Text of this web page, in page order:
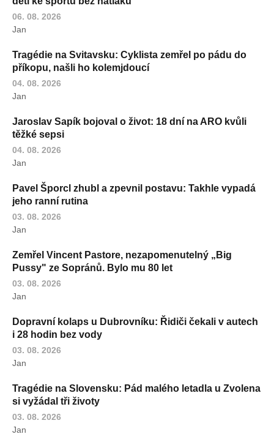
06. 08. 2026
Jan
Tragédie na Svitavsku: Cyklista zemřel po pádu do
příkopu, našli ho kolemjdoucí
04. 08. 2026
Jan
Jaroslav Sapík bojoval o život: 18 dní na ARO kvůli
těžké sepsi
04. 08. 2026
Jan
Pavel Šporcl zhubl a zpevnil postavu: Takhle vypadá
jeho ranní rutina
03. 08. 2026
Jan
Zemřel Vincent Pastore, nezapomenutelný „Big
Pussy" ze Sopránů. Bylo mu 80 let
03. 08. 2026
Jan
Dopravní kolaps u Dubrovníku: Řidiči čekali v autech
i 28 hodin bez vody
03. 08. 2026
Jan
Tragédie na Slovensku: Pád malého letadla u Zvolena
si vyžádal tři životy
03. 08. 2026
Jan